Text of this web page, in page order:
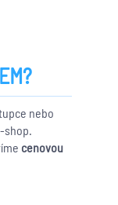
nebo
cenovou